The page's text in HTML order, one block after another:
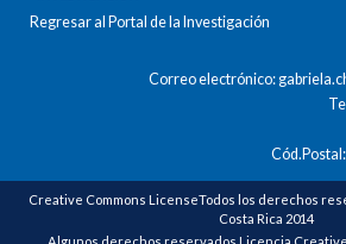
Regresar al Portal de la Investigación
Correo electrónico:
Creative Commons LicenseTodos los derechos
Costa Rica 2014